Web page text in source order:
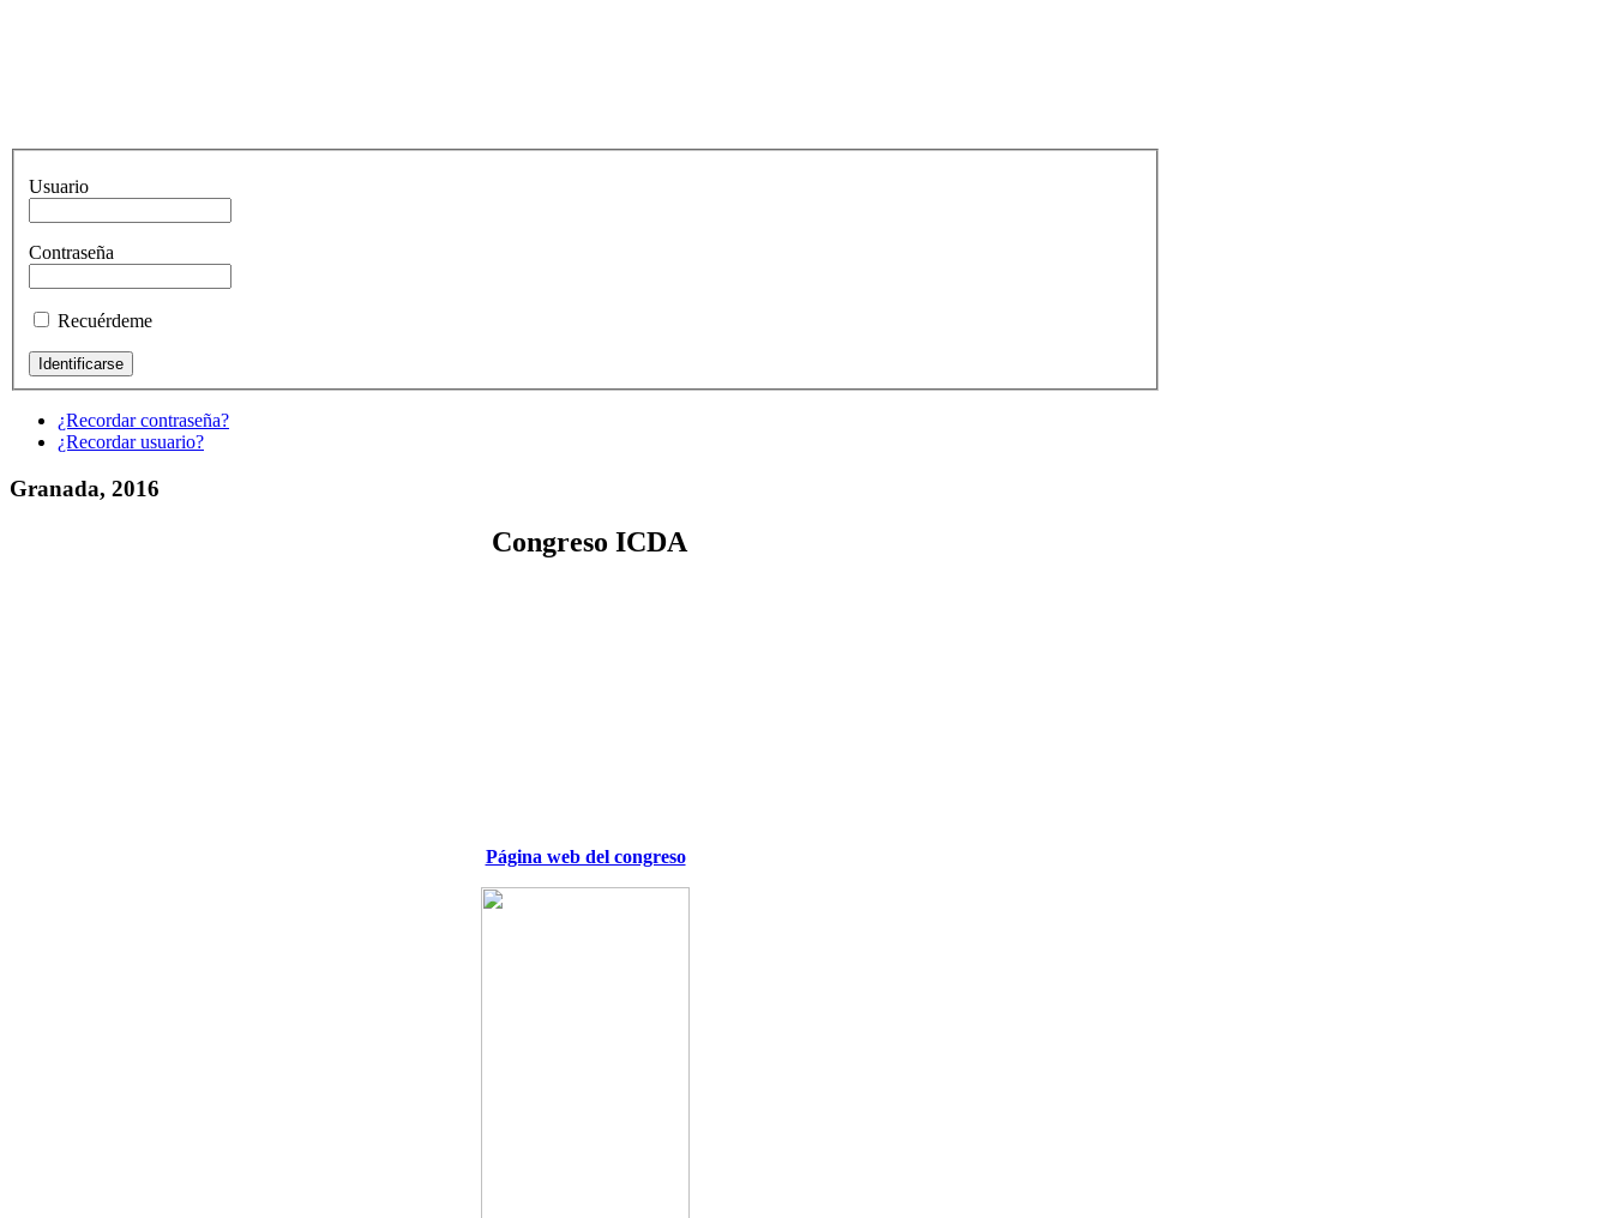
Usuario
Contraseña
Recuérdeme
¿Recordar contraseña?
¿Recordar usuario?
Granada, 2016
Congreso ICDA
Página web del congreso